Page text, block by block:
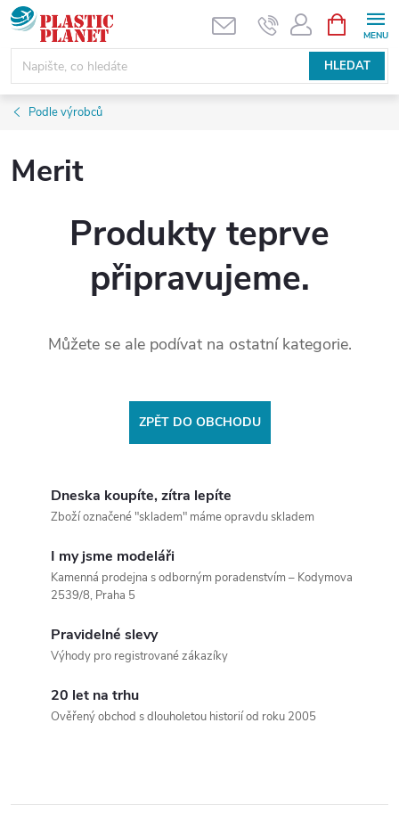
Přejít
na
obsah
HLEDAT
NÁKUPNÍ
KOŠÍK
Podle výrobců
Merit
Produkty teprve
připravujeme.
Můžete se ale podívat na ostatní kategorie.
ZPĚT DO OBCHODU
Dneska koupíte, zítra lepíte
Zboží označené "skladem" máme opravdu skladem
I my jsme modeláři
Kamenná prodejna s odborným poradenstvím – Kodymova
2539/8, Praha 5
Pravidelné slevy
Výhody pro registrované zákazíky
20 let na trhu
Ověřený obchod s dlouholetou historií od roku 2005